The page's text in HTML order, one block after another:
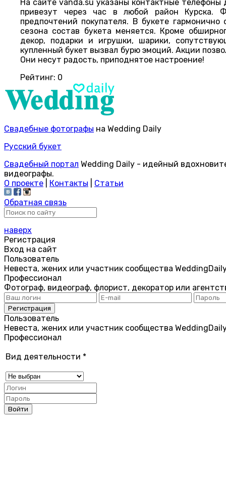
На сайте vanda.su указаны контактные телефоны
привезут через час в любой район Курска.
предпочтений покупателя. В букете
сезона состав букета меняется. Кроме
декор, подарки и игрушки, шарики,
купленный букет вызвал бурю эмоций. Акции
Они несут радость, приподнятое настроение!
Рейтинг: 0
Свадебные фотографы на Wedding Daily
Русский букет
Свадебный портал Wedding Daily - идейный
видеографы.
О проекте
Контакты
Статьи
Обратная связь
наверх
Регистрация
Вход на сайт
Пользователь
Невеста, жених или участник сообщества
Профессионал
Фотограф, видеограф, флорист, декоратор или
Пользователь
Невеста, жених или участник сообщества
Профессионал
Вид деятельности *